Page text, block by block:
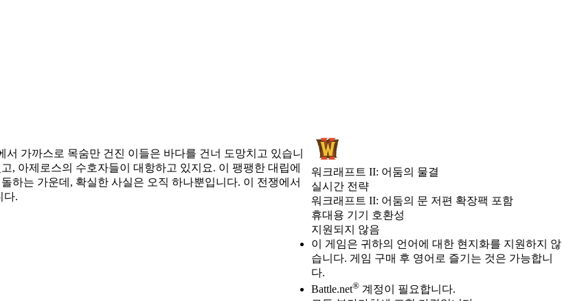
워크래프트 II: 어둠의 물결
실시간 전략
Product Notification
워크래프트 II: 어둠의 문 저편 확장팩 포함
가격
Available actions
휴대용 기기 호환성
지원되지 않음
이 게임은 귀하의 언어에 대한 현지화를 지원하지 않
습니다. 게임 구매 후 영어로 즐기는 것은 가능합니
다.
Battle.net® 계정이 필요합니다.
가까스로 목숨만 건진 이들은 바다를 건너 도망치고 있습니
, 아제로스의 수호자들이 대항하고 있지요. 이 팽팽한 대립에
하는 가운데, 확실한 사실은 오직 하나뿐입니다. 이 전쟁에서
다.